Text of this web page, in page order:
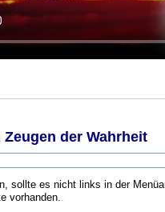
Zeugen der Wahrheit
sollte es nicht links in der
vorhanden..